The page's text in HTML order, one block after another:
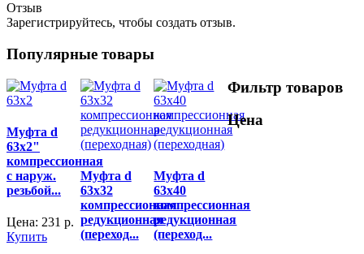
Отзыв
Зарегистрируйтесь, чтобы создать отзыв.
Популярные товары
Муфта d
63x2"
компрессионная
с наруж.
резьбой...
Цена: 231 р.
Купить
Муфта d
63x32
компрессионная
редукционная
(переход...
Муфта d
63x40
компрессионная
редукционная
(переход...
Фильтр товаров
Цена